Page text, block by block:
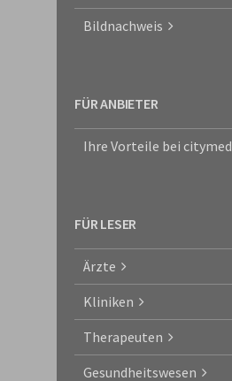
Bildnachweis
FÜR ANBIETER
Ihre Vorteile bei citymed
FÜR LESER
Ärzte
Kliniken
Therapeuten
Gesundheitswesen